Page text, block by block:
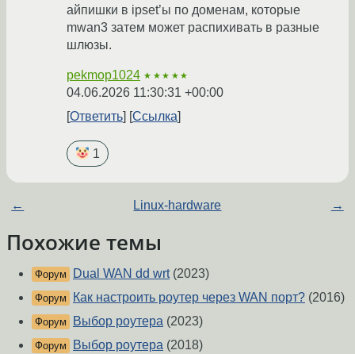
айпишки в ipset’ы по доменам, которые
mwan3 затем может распихивать в разные
шлюзы.
pekmop1024 ★★★★★
04.06.2026 11:30:31 +00:00
Ответить
Ссылка
1
← Linux-hardware →
Похожие темы
Форум Dual WAN dd wrt(2023)
Форум Как настроить роутер через WAN порт? (2016)
Форум Выбор роутера (2023)
Форум Выбор роутера (2018)